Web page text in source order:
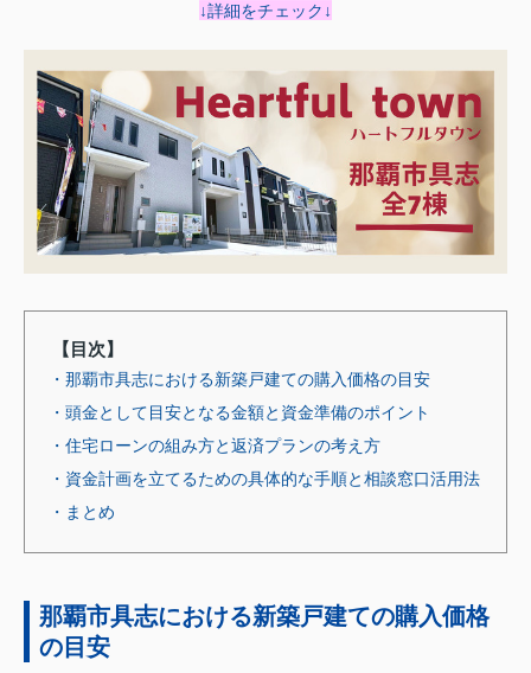
↓詳細をチェック↓
【目次】
・那覇市具志における新築戸建ての購入価格の目安
・頭金として目安となる金額と資金準備のポイント
・住宅ローンの組み方と返済プランの考え方
・資金計画を立てるための具体的な手順と相談窓口活用法
・まとめ
那覇市具志における新築戸建ての購入価格
の目安